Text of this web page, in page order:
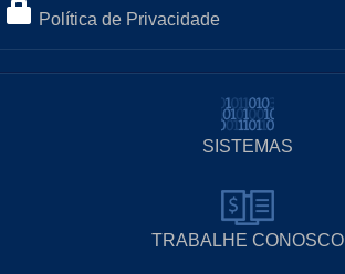
Política de Privacidade
SISTEMAS
TRABALHE CONOSCO